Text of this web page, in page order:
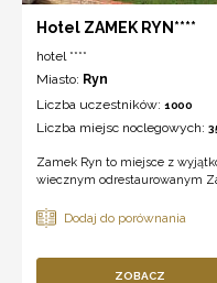
Hotel ZAMEK RYN****
hotel ****
Miasto: Ryn
Liczba uczestników: 1000
Liczba miejsc noclegowych:
Zamek Ryn to miejsce z
wiecznym odrestaurowanym
ZOBACZ